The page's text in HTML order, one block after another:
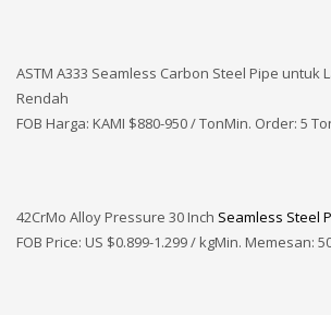
ASTM A333 Seamless Carbon Steel Pipe untuk
Rendah
FOB Harga: KAMI $880-950 / TonMin. Order: 5
42CrMo Alloy Pressure 30 Inch Seamless Steel
FOB Price: US $0.899-1.299 / kgMin. Memesan: